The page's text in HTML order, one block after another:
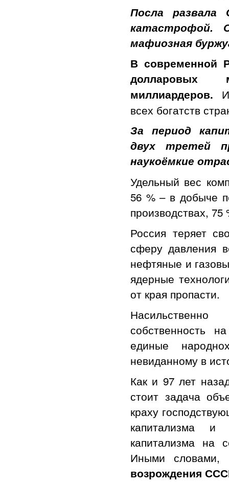
Посла развала
катастрофой.
мафиозная
В современной
миллиардеров.
всех богатств
За период
двух третей
наукоёмкие
Удельный вес
56 % – в добыче
производствах,
Россия теряет
сферу давления
нефтяные и
ядерные
от края пропасти.
собственность
единые
невиданному в
Как и 97 лет
стоит задача
краху
капитализма и
капитализма на
Иными
возрождения